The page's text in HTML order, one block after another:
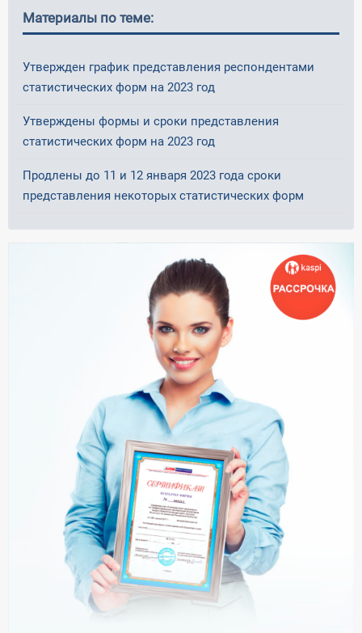
Материалы по теме:
Утвержден график представления респондентами
статистических форм на 2023 год
Утверждены формы и сроки представления
статистических форм на 2023 год
Продлены до 11 и 12 января 2023 года сроки
представления некоторых статистических форм